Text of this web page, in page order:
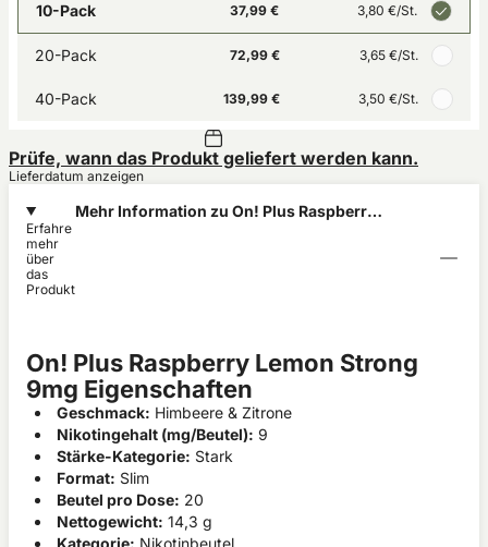
10-Pack 37,99 € 3,80 €/St.
20-Pack 72,99 € 3,65 €/St.
40-Pack 139,99 € 3,50 €/St.
Prüfe, wann das Produkt geliefert werden kann.
Lieferdatum anzeigen
Mehr Information zu On! Plus Raspberry
Erfahre
mehr
über
das
Produkt
On! Plus Raspberry Lemon Strong
9mg Eigenschaften
Geschmack: Himbeere & Zitrone
Nikotingehalt (mg/Beutel): 9
Stärke-Kategorie: Stark
Format: Slim
Beutel pro Dose: 20
Nettogewicht: 14,3 g
Kategorie: Nikotinbeutel